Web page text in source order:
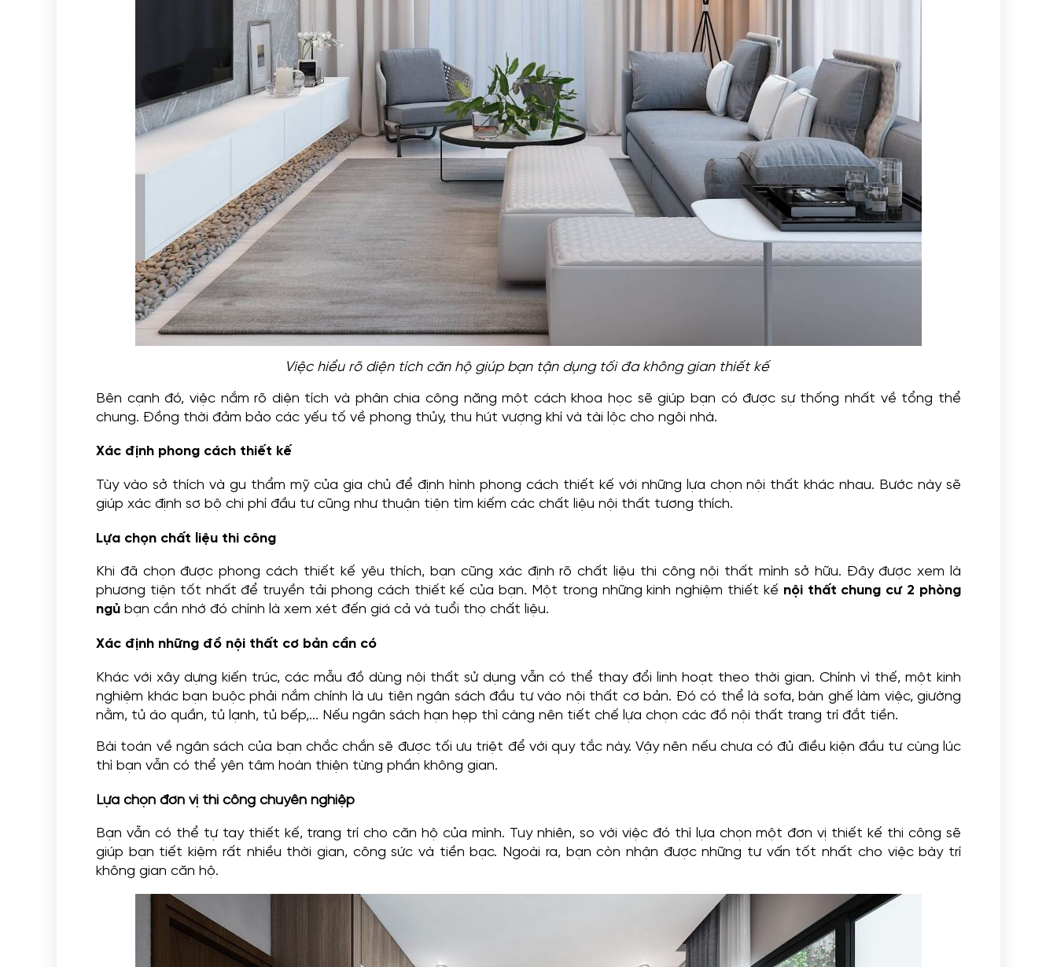
Việc hiểu rõ diện tích căn hộ giúp bạn tận dụng tối đa không gian thiết kế
Bên cạnh đó, việc nắm rõ diện tích và phân chia công năng một cách khoa học sẽ giúp bạn có được sự thống nhất về tổng thể
chung. Đồng thời đảm bảo các yếu tố về phong thủy, thu hút vượng khí và tài lộc cho ngôi nhà.
Xác định phong cách thiết kế
Tùy vào sở thích và gu thẩm mỹ của gia chủ để định hình phong cách thiết kế với những lựa chọn nội thất khác nhau. Bước này sẽ
giúp xác định sơ bộ chi phí đầu tư cũng như thuận tiện tìm kiếm các chất liệu nội thất tương thích.
Lựa chọn chất liệu thi công
Khi đã chọn được phong cách thiết kế yêu thích, bạn cũng xác định rõ chất liệu thi công nội thất mình sở hữu. Đây được xem là
phương tiện tốt nhất để truyền tải phong cách thiết kế của bạn. Một trong những kinh nghiệm thiết kế nội thất chung cư 2 phòng
ngủ bạn cần nhớ đó chính là xem xét đến giá cả và tuổi thọ chất liệu.
Xác định những đồ nội thất cơ bản cần có
Khác với xây dựng kiến trúc, các mẫu đồ dùng nội thất sử dụng vẫn có thể thay đổi linh hoạt theo thời gian. Chính vì thế, một kinh
nghiệm khác bạn buộc phải nắm chính là ưu tiên ngân sách đầu tư vào nội thất cơ bản. Đó có thể là sofa, bàn ghế làm việc, giường
nằm, tủ áo quần, tủ lạnh, tủ bếp,... Nếu ngân sách hạn hẹp thì càng nên tiết chế lựa chọn các đồ nội thất trang trí đắt tiền.
Bài toán về ngân sách của bạn chắc chắn sẽ được tối ưu triệt để với quy tắc này. Vậy nên nếu chưa có đủ điều kiện đầu tư cùng lúc
thì bạn vẫn có thể yên tâm hoàn thiện từng phần không gian.
Lựa chọn đơn vị thi công chuyên nghiệp
Bạn vẫn có thể tự tay thiết kế, trang trí cho căn hộ của mình. Tuy nhiên, so với việc đó thì lựa chọn một đơn vị thiết kế thi công sẽ
giúp bạn tiết kiệm rất nhiều thời gian, công sức và tiền bạc. Ngoài ra, bạn còn nhận được những tư vấn tốt nhất cho việc bày trí
không gian căn hộ.